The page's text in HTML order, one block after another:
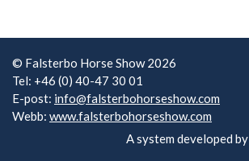
© Falsterbo Horse Show 2026
Tel: +46 (0) 40-47 30 01
E-post: info@falsterbohorseshow.com
Webb: www.falsterbohorseshow.com
A system developed by